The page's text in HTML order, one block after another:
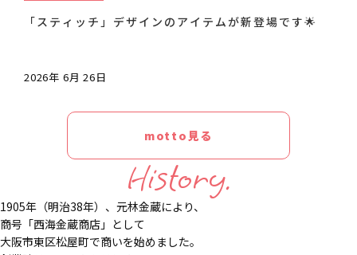
「スティッチ」デザインのアイテムが新登場です🌟
2026年 6月 26日
motto見る
History.
1905年（明治38年）、元林金蔵により、
商号「西海金蔵商店」として
大阪市東区松屋町で商いを始めました。